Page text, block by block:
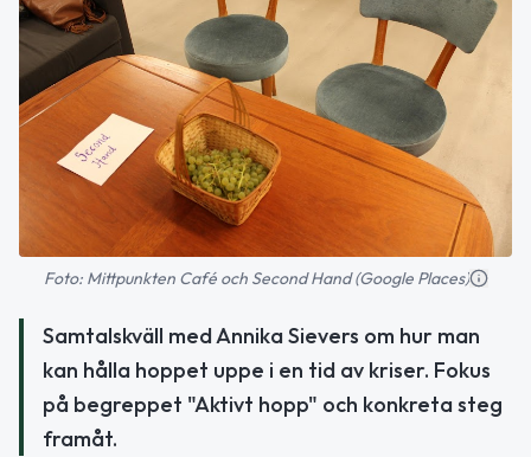
Foto: Mittpunkten Café och Second Hand (Google Places)
Samtalskväll med Annika Sievers om hur man
kan hålla hoppet uppe i en tid av kriser. Fokus
på begreppet "Aktivt hopp" och konkreta steg
framåt.